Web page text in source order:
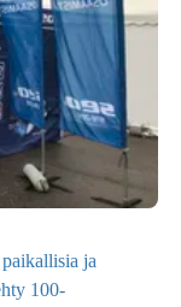
ja
100-